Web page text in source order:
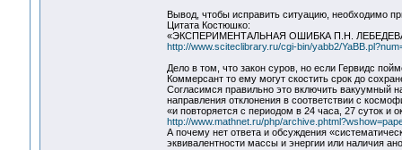
Вывод, чтобы исправить ситуацию, необходимо
Цитата Костюшко:
«ЭКСПЕРИМЕНТАЛЬНАЯ ОШИБКА П.Н.
http://www.sciteclibrary.ru/cgi-bin/yabb2/
Дело в том, что закон суров, но если Гервидс
Коммерсант то ему могут скостить срок до
Согласимся правильно это включить вакуумный
направления отклонения в соответствии с
«и повторяется с периодом в 24 часа, 27 суток и
http://www.mathnet.ru/php/
А почему нет ответа и обсуждения
эквивалентности массы и энергии или наличия